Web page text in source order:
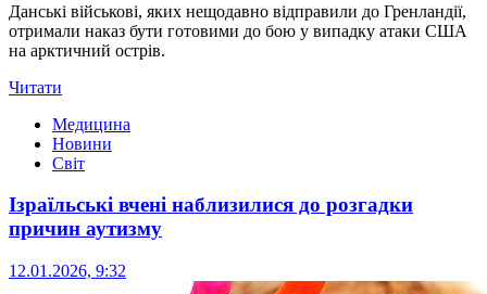
Данські військові, яких нещодавно відправили до Гренландії,
отримали наказ бути готовими до бою у випадку атаки США
на арктичний острів.
Читати
Медицина
Новини
Світ
Ізраїльські вчені наблизилися до розгадки
причин аутизму
12.01.2026, 9:32